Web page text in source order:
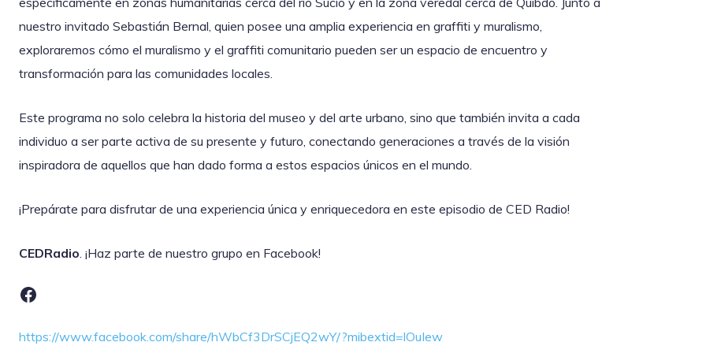
nuestro invitado Sebastián Bernal, quien posee una amplia experiencia en graffiti y muralismo,
exploraremos cómo el muralismo y el graffiti comunitario pueden ser un espacio de encuentro y
transformación para las comunidades locales.
Este programa no solo celebra la historia del museo y del arte urbano, sino que también invita a cada
individuo a ser parte activa de su presente y futuro, conectando generaciones a través de la visión
inspiradora de aquellos que han dado forma a estos espacios únicos en el mundo.
¡Prepárate para disfrutar de una experiencia única y enriquecedora en este episodio de CED Radio!
CEDRadio. ¡Haz parte de nuestro grupo en Facebook!
Facebook
https://www.facebook.com/share/hWbCf3DrSCjEQ2wY/?mibextid=lOuIew